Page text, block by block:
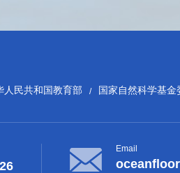
人民共和国教育部 / 国家自然科学基金
Email